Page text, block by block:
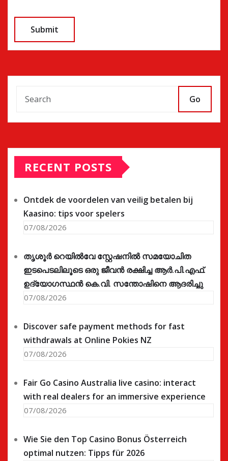
Go
RECENT POSTS
Ontdek de voordelen van veilig betalen bij
Kaasino: tips voor spelers
07/08/2026
തൃശൂർ റെയിൽവേ സ്റ്റേഷനിൽ സമയോചിത
ഇടപെടലിലൂടെ ഒരു ജീവൻ രക്ഷിച്ച ആർ.പി.എഫ്.
ഉദ്യോഗസ്ഥൻ കെ.വി. സന്തോഷിനെ ആദരിച്ചു
07/08/2026
Discover safe payment methods for fast
withdrawals at Online Pokies NZ
07/08/2026
Fair Go Casino Australia live casino: interact
with real dealers for an immersive experience
07/08/2026
Wie Sie den Top Casino Bonus Österreich
optimal nutzen: Tipps für 2026